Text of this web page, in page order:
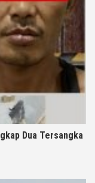
Dua Tersangka